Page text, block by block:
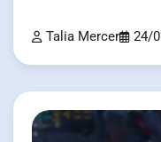
Talia Mercer 24/